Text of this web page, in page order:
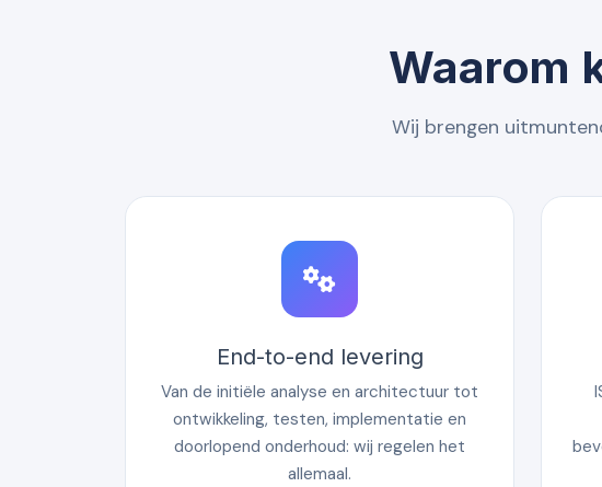
Waarom
Wij brengen
End-to-end levering
Van de initiële analyse en architectuur tot
ontwikkeling, testen, implementatie en
doorlopend onderhoud: wij regelen het
allemaal.